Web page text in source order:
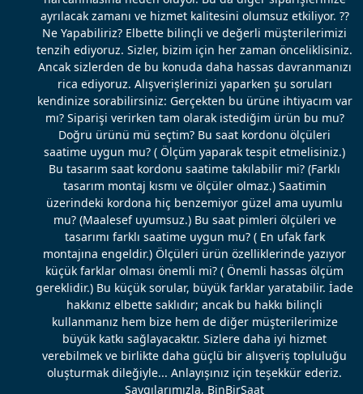
ayrılacak zamanı ve hizmet kalitesini olumsuz etkiliyor. ??
Ne Yapabiliriz? Elbette bilinçli ve değerli müşterilerimizi
tenzih ediyoruz. Sizler, bizim için her zaman önceliklisiniz.
Ancak sizlerden de bu konuda daha hassas davranmanızı
rica ediyoruz. Alışverişlerinizi yaparken şu soruları
kendinize sorabilirsiniz: Gerçekten bu ürüne ihtiyacım var
mı? Siparişi verirken tam olarak istediğim ürün bu mu?
Doğru ürünü mü seçtim? Bu saat kordonu ölçüleri
saatime uygun mu? ( Ölçüm yaparak tespit etmelisiniz.)
Bu tasarım saat kordonu saatime takılabilir mi? (Farklı
tasarım montaj kısmı ve ölçüler olmaz.) Saatimin
üzerindeki kordona hiç benzemiyor güzel ama uyumlu
mu? (Maalesef uyumsuz.) Bu saat pimleri ölçüleri ve
tasarımı farklı saatime uygun mu? ( En ufak fark
montajına engeldir.) Ölçüleri ürün özelliklerinde yazıyor
küçük farklar olması önemli mi? ( Önemli hassas ölçüm
gereklidir.) Bu küçük sorular, büyük farklar yaratabilir. İade
hakkınız elbette saklıdır; ancak bu hakkı bilinçli
kullanmanız hem bize hem de diğer müşterilerimize
büyük katkı sağlayacaktır. Sizlere daha iyi hizmet
verebilmek ve birlikte daha güçlü bir alışveriş topluluğu
oluşturmak dileğiyle... Anlayışınız için teşekkür ederiz.
Saygılarımızla, BinBirSaat